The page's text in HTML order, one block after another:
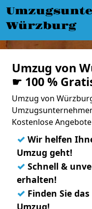
Würzburg
Umzug von
☛ 100 %
Umzug von
Kostenlose
✓ Wir helfen
Umzug geht!
✓ Schnell &
erhalten!
✓ Finden Sie
Umzug!